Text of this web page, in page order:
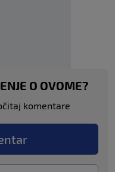
O OVOME?
komentare